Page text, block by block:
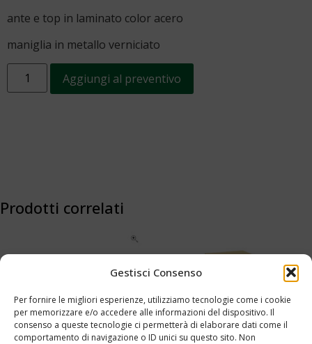
Gestisci Consenso
Per fornire le migliori esperienze, utilizziamo tecnologie come i cookie
per memorizzare e/o accedere alle informazioni del dispositivo. Il
consenso a queste tecnologie ci permetterà di elaborare dati come il
comportamento di navigazione o ID unici su questo sito. Non
ante e top in laminato color acero
maniglia in metallo verniciato
Aggiungi al preventivo
Prodotti correlati